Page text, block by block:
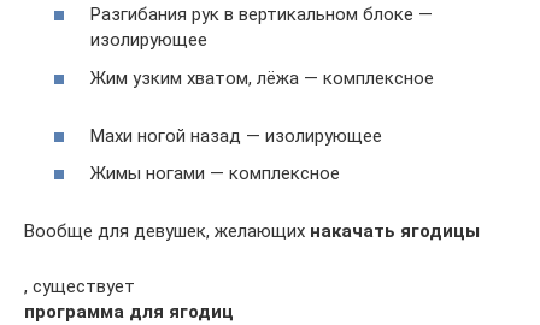
Разгибания рук в вертикальном блоке —
изолирующее
Жим узким хватом, лёжа — комплексное
Махи ногой назад — изолирующее
Жимы ногами — комплексное
Вообще для девушек, желающих накачать ягодицы
, существует
программа для ягодиц